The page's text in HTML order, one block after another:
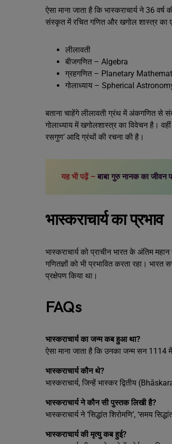
ऐसा माना जाता है कि भास्कराचार्य ने 36
संस्कृत में रचित गणित और खगोल शास्त्र का
लीलावती
बीजगणित – Algebra
ग्रहगणित – Planetary
गोलाध्याय – Spherical
बताना चाहेंगे लीलावती ग्रंथ में अंकगणित से
गोलाध्याय में खगोलशास्त्र का विवेचन है। वहीं
रसगुण’ आदि ग्रंथों की रचना की है।
यह भी पढ़ें – बाबा गुरु नानक का जीवन
भास्कराचार्य का प्रभाव
भास्कराचार्य को प्राचीन भारत के अंतिम
गणितज्ञों को भी प्रभावित करता रहा।
प्रक्षेपण किया था।
FAQs
भास्कराचार्य का जन्म कब हुआ था?
ऐसा माना जाता है कि उनका जन्म सन 1114
भास्कराचार्य कौन थे?
भास्कराचार्य, जिन्हें भास्कर द्वितीय
भास्कराचार्य ने कौन सी पुस्तक लिखी है?
भास्कराचार्य ने ‘सिद्धांत शिरोमणि’, ‘समय
भास्कराचार्य की मृत्यु कब हुई?